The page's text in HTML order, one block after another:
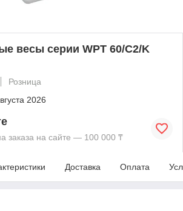
весы серии WPT 60/C2/K
Розница
2026
заказа на сайте — 100 000 ₸
Доставка Оплата